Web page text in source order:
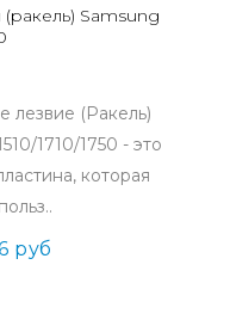
Samsung
лезвие (Ракель)
1710/1750 - это
которая
руб